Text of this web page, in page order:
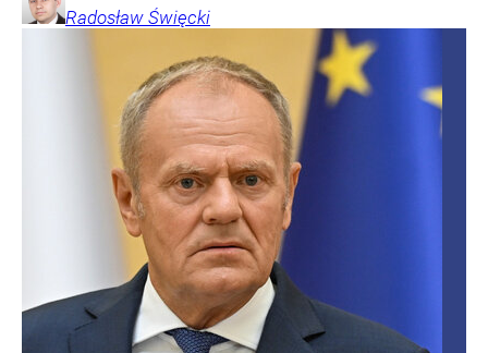
Radosław Święcki